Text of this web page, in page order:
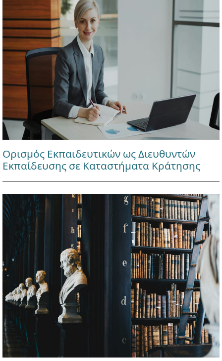
Ορισμός Εκπαιδευτικών ως Διευθυντών
Εκπαίδευσης σε Καταστήματα Κράτησης